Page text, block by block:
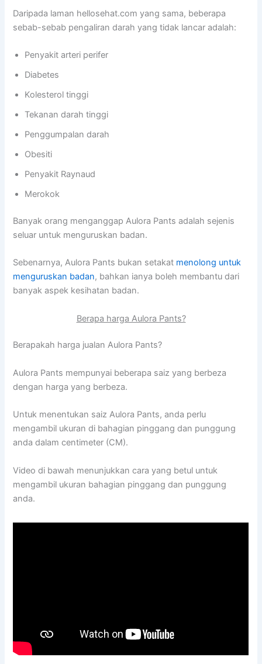
Daripada laman hellosehat.com yang sama, beberapa
sebab-sebab pengaliran darah yang tidak lancar adalah:
Penyakit arteri perifer
Diabetes
Kolesterol tinggi
Tekanan darah tinggi
Penggumpalan darah
Obesiti
Penyakit Raynaud
Merokok
Banyak orang menganggap Aulora Pants adalah sejenis
seluar untuk menguruskan badan.
Sebenarnya, Aulora Pants bukan setakat menolong untuk
menguruskan badan, bahkan ianya boleh membantu dari
banyak aspek kesihatan badan.
Berapa harga Aulora Pants?
Berapakah harga jualan Aulora Pants?
Aulora Pants mempunyai beberapa saiz yang berbeza
dengan harga yang berbeza.
Untuk menentukan saiz Aulora Pants, anda perlu
mengambil ukuran di bahagian pinggang dan punggung
anda dalam centimeter (CM).
Video di bawah menunjukkan cara yang betul untuk
mengambil ukuran bahagian pinggang dan punggung
anda.